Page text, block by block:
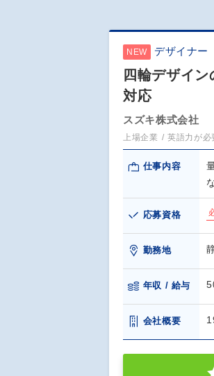
NEW デザイナー
四輪デザイ
対応
スズキ株式会社
上場企業 英語力が必
仕事内容
応募資格
勤務地
年収 / 給与
会社概要